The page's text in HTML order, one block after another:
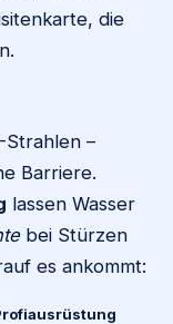
die
–
Barriere.
lassen Wasser
bei Stürzen
es ankommt: